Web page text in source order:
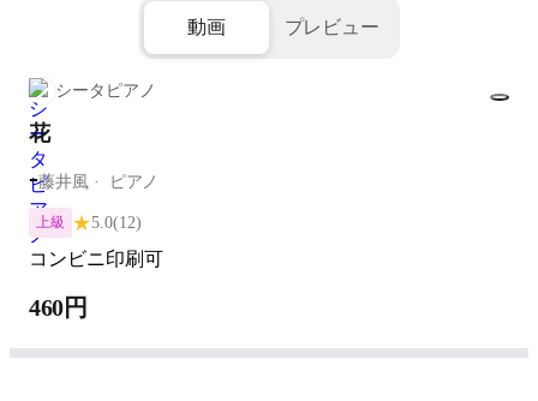
動画 プレビュー
シータピアノ
花
-藤井風 ピアノ
上級 ★5.0(12)
コンビニ印刷可
460円